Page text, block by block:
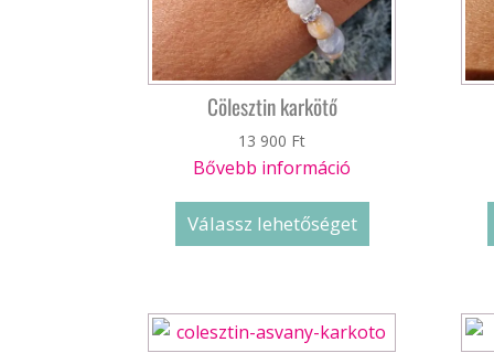
Cölesztin karkötő
13 900 Ft
Bővebb információ
Válassz lehetőséget